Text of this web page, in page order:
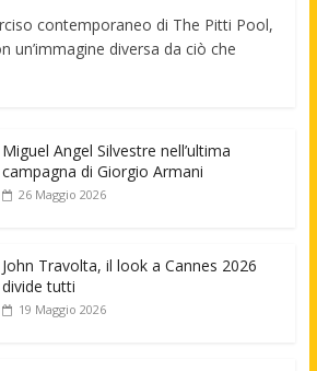
contemporaneo di The Pitti Pool,
un’immagine diversa da ciò che
Miguel Angel Silvestre nell’ultima
campagna di Giorgio Armani
26 Maggio 2026
John Travolta, il look a Cannes 2026
divide tutti
19 Maggio 2026